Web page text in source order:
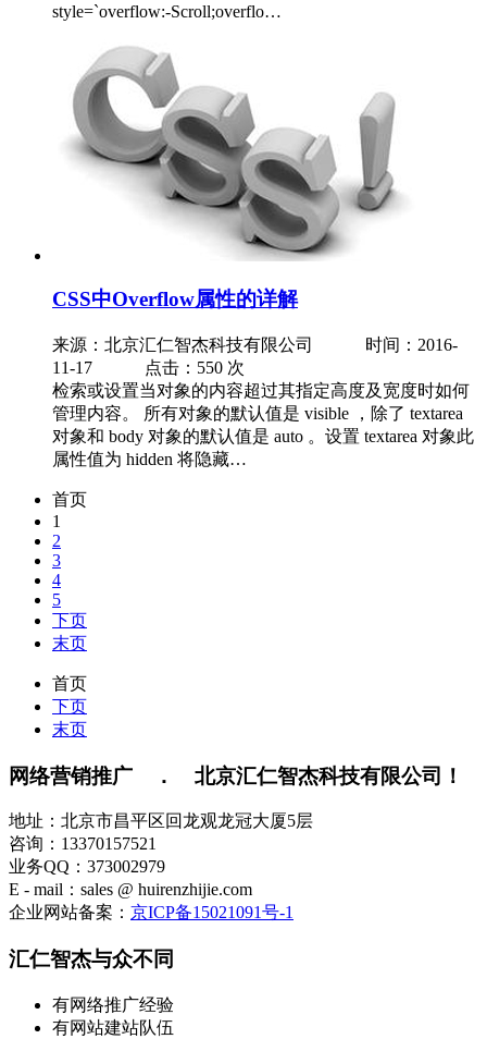
style=`overflow:-Scroll;overflo…
CSS中Overflow属性的详解
来源：北京汇仁智杰科技有限公司 时间：2016-
11-17 点击：550 次
检索或设置当对象的内容超过其指定高度及宽度时如何
管理内容。 所有对象的默认值是 visible ，除了 textarea
对象和 body 对象的默认值是 auto 。设置 textarea 对象此
属性值为 hidden 将隐藏…
首页
1
2
3
4
5
下页
末页
首页
下页
末页
网络营销推广 ． 北京汇仁智杰科技有限公司！
地址：北京市昌平区回龙观龙冠大厦5层
咨询：13370157521
业务QQ：373002979
E - mail：sales @ huirenzhijie.com
企业网站备案： 京ICP备15021091号-1
汇仁智杰与众不同
有网络推广经验
有网站建站队伍